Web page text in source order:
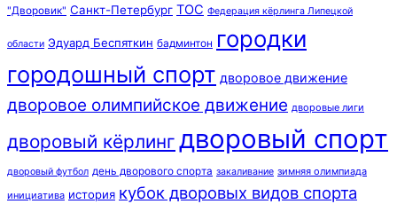
"Дворовик" Санкт-Петербург ТОС Федерация кёрлинга Липецкой
области Эдуард Беспяткин бадминтон городки
городошный спорт дворовое движение
дворовое олимпийское движение дворовые лиги
дворовый кёрлинг дворовый спорт
дворовый футбол день дворового спорта закаливание зимняя олимпиада
инициатива история кубок дворовых видов спорта